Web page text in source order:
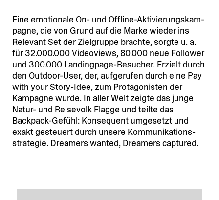
Eine emotionale On- und Offline-Aktivie­rungs­kam­
pagne, die von Grund auf die Marke wieder ins
Relevant Set der Zielgruppe brachte, sorgte u. a.
für 32.000.000 Video­views, 80.000 neue Follower
und 300.000 Landingpage-Besucher. Erzielt durch
den Outdoor-User, der, aufge­rufen durch eine Pay
with your Story-Idee, zum Protago­nisten der
Kampagne wurde. In aller Welt zeigte das junge
Natur- und Reisevolk Flagge und teilte das
Backpack-Gefühl: Konse­quent umgesetzt und
exakt gesteuert durch unsere Kommu­ni­ka­ti­ons­
stra­tegie. Dreamers wanted, Dreamers captured.